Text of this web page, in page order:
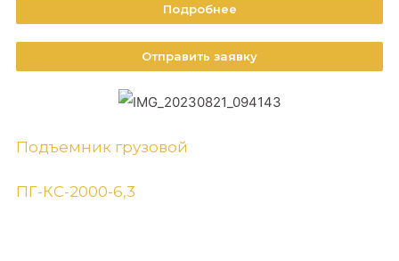
Подробнее
Отправить заявку
Подъемник грузовой
ПГ-КС-2000-6,3